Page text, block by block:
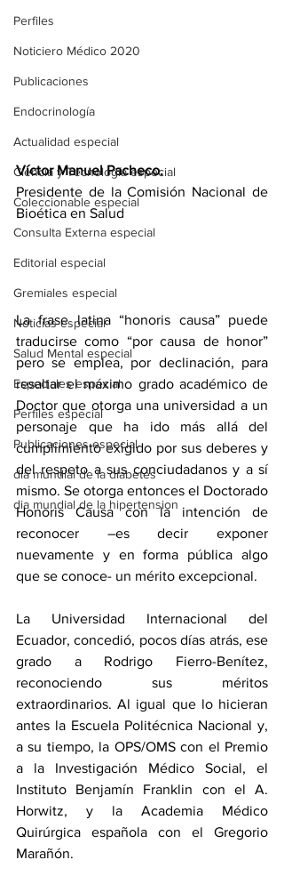
Perfiles
Noticiero Médico 2020
Publicaciones
Endocrinología
Actualidad especial
Ciencia y Tecnología especial
Coleccionable especial
Consulta Externa especial
Editorial especial
Gremiales especial
Noticias especial
Salud Mental especial
Especiales especial
Perfiles especial
Publicaciones especial
dia mundial de la diabetes
dia mundial de la hipertension
Víctor Manuel Pacheco.
Presidente de la Comisión Nacional de
Bioética en Salud
La frase latina “honoris causa” puede
traducirse como “por causa de honor”
pero se emplea, por declinación, para
resaltar el máximo grado académico de
Doctor que otorga una universidad a un
personaje que ha ido más allá del
cumplimiento exigido por sus deberes y
del respeto a sus conciudadanos y a sí
mismo. Se otorga entonces el Doctorado
Honoris Causa con la intención de
reconocer –es decir exponer
nuevamente y en forma pública algo
que se conoce- un mérito excepcional.
La Universidad Internacional del
Ecuador, concedió, pocos días atrás, ese
grado a Rodrigo Fierro-Benítez,
reconociendo sus méritos
extraordinarios. Al igual que lo hicieran
antes la Escuela Politécnica Nacional y,
a su tiempo, la OPS/OMS con el Premio
a la Investigación Médico Social, el
Instituto Benjamín Franklin con el A.
Horwitz, y la Academia Médico
Quirúrgica española con el Gregorio
Marañón.